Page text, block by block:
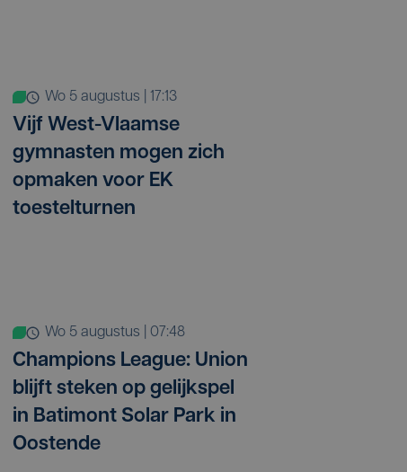
wo 5 augustus | 17:13
Vijf West-Vlaamse
gymnasten mogen zich
opmaken voor EK
toestelturnen
wo 5 augustus | 07:48
Champions League: Union
blijft steken op gelijkspel
in Batimont Solar Park in
Oostende